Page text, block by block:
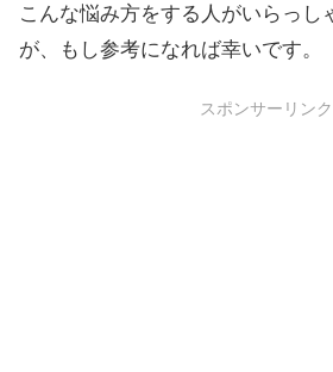
こんな悩み方をする人がいらっし
が、もし参考になれば幸いです。
スポンサーリンク